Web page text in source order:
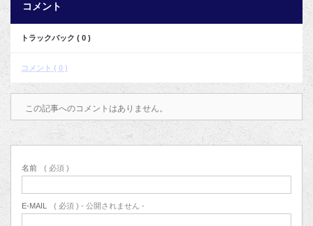
コメント
トラックバック ( 0 )
コメント ( 0 )
この記事へのコメントはありません。
名前 ( 必須 )
E-MAIL ( 必須 ) - 公開されません -